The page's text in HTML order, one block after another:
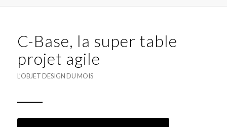
C-Base, la super table
projet agile
L’OBJET DESIGN DU MOIS